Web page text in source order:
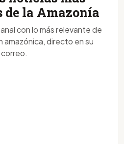
de la Amazonía
con lo más relevante de
amazónica, directo en su
correo.